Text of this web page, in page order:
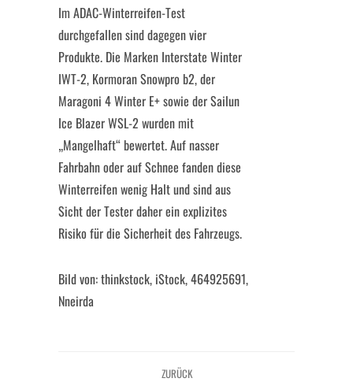
Im ADAC-Winterreifen-Test
durchgefallen sind dagegen vier
Produkte. Die Marken Interstate Winter
IWT-2, Kormoran Snowpro b2, der
Maragoni 4 Winter E+ sowie der Sailun
Ice Blazer WSL-2 wurden mit
„Mangelhaft“ bewertet. Auf nasser
Fahrbahn oder auf Schnee fanden diese
Winterreifen wenig Halt und sind aus
Sicht der Tester daher ein explizites
Risiko für die Sicherheit des Fahrzeugs.
Bild von: thinkstock, iStock, 464925691,
Nneirda
ZURÜCK